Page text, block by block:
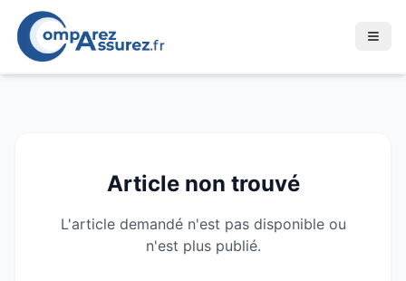
Article non trouvé
L'article demandé n'est pas disponible ou
n'est plus publié.